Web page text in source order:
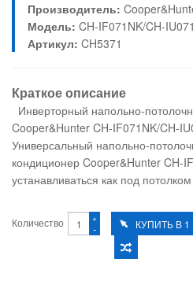
Производитель:
Модель: CH-IF071NK/CH-
Артикул: CH5371
Краткое описание
Инверторный напольно-
Cooper&Hunter CH-IF071NK/CH-
Универсальный напольно-
кондиционер Cooper&Hunter CH-
устанавливаться как под
Количество -
+